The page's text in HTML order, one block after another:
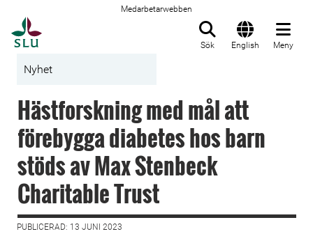
Medarbetarwebben
Sök English Meny
Nyhet
Hästforskning med mål att
förebygga diabetes hos barn
stöds av Max Stenbeck
Charitable Trust
PUBLICERAD: 13 JUNI 2023